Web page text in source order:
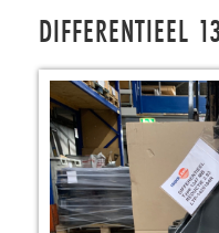
DIFFERENTIEEL